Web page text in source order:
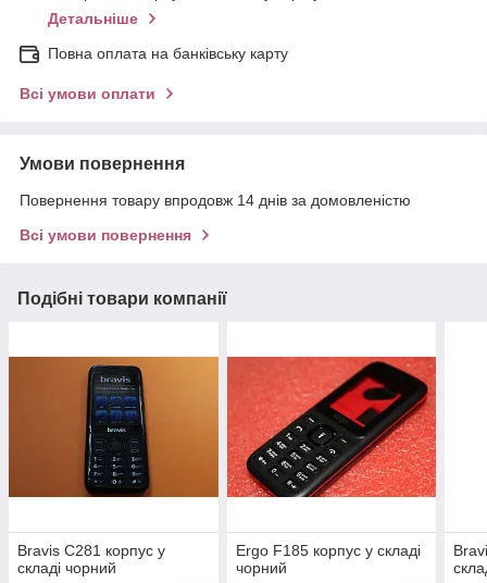
Детальніше
Повна оплата на банківську карту
Всі умови оплати
Умови повернення
Повернення товару впродовж 14 днів за домовленістю
Всі умови повернення
Подібні товари компанії
Bravis C281 корпус у
складі чорний
Ergo F185 корпус у складі
чорний